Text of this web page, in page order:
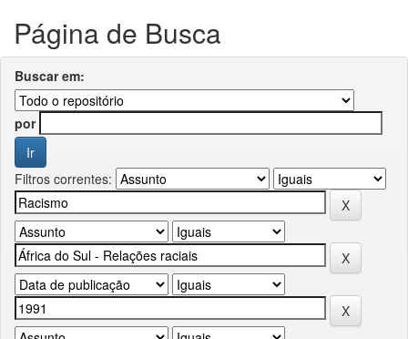
Página de Busca
Buscar em:
por
Filtros correntes: